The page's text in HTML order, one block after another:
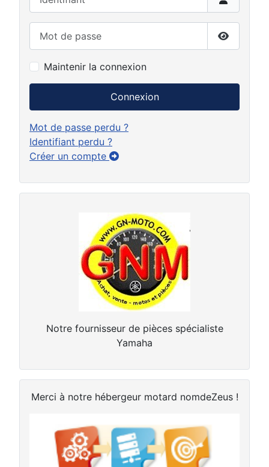
Afficher
Maintenir la connexion
Connexion
Mot de passe perdu ?
Identifiant perdu ?
Créer un compte
Notre fournisseur de pièces spécialiste
Yamaha
Merci à notre hébergeur motard nomdeZeus !